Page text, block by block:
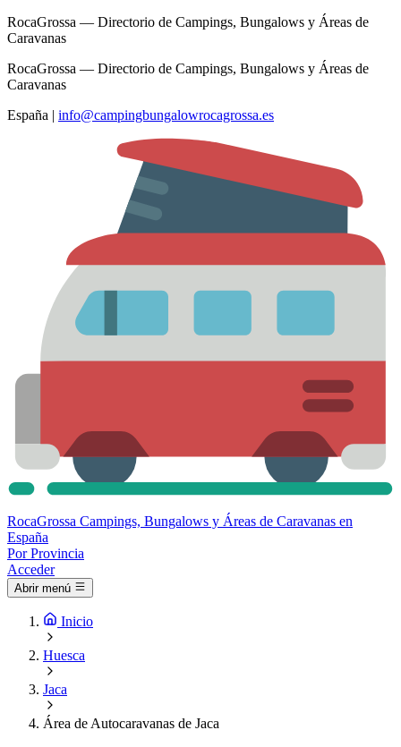
RocaGrossa — Directorio de Campings, Bungalows y Áreas de
Caravanas
RocaGrossa — Directorio de Campings, Bungalows y Áreas de
Caravanas
España | info@campingbungalowrocagrossa.es
RocaGrossa Campings, Bungalows y Áreas de Caravanas en
España
Por Provincia
Acceder
Abrir menú
Inicio
Huesca
Jaca
Área de Autocaravanas de Jaca